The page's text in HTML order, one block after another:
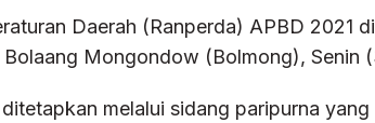
Daerah (Ranperda) APBD 2021
Mongondow (Bolmong), Senin
melalui sidang paripurna